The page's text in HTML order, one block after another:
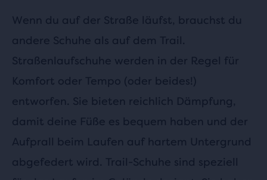
Wenn du auf der Straße läufst, brauchst du
andere Schuhe als auf dem Trail.
Straßenlaufschuhe werden in der Regel für
Komfort oder Tempo (oder beides!)
entworfen. Sie bieten reichlich Dämpfung,
damit deine Füße es bequem haben und der
Aufprall beim Laufen auf hartem Untergrund
abgefedert wird. Trail-Schuhe sind speziell